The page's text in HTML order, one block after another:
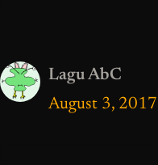
Lagu AbC
August 3,